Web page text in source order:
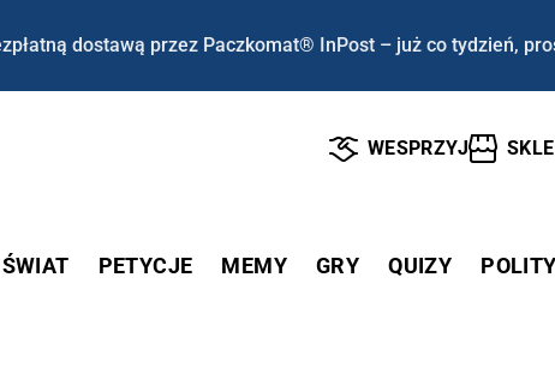
dostawą przez Paczkomat® InPost – już co tydzień,
WESPRZYJ
ŚWIAT PETYCJE MEMY GRY QUIZY